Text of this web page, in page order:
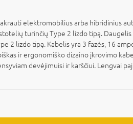
elektromobilius arba hibridinius
turinčių Type 2 lizdo tipą.
2 lizdo tipą. Kabelis yra 3 fazės, 16
ir ergonomiško dizaino įkrovimo
devėjimuisi ir karščiui. Lengvai